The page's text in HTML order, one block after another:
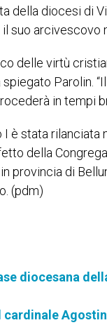
della diocesi di
suo arcivescovo
delle virtù
Parolin.
in tempi
è stata
della
provincia di
(pdm)
diocesana